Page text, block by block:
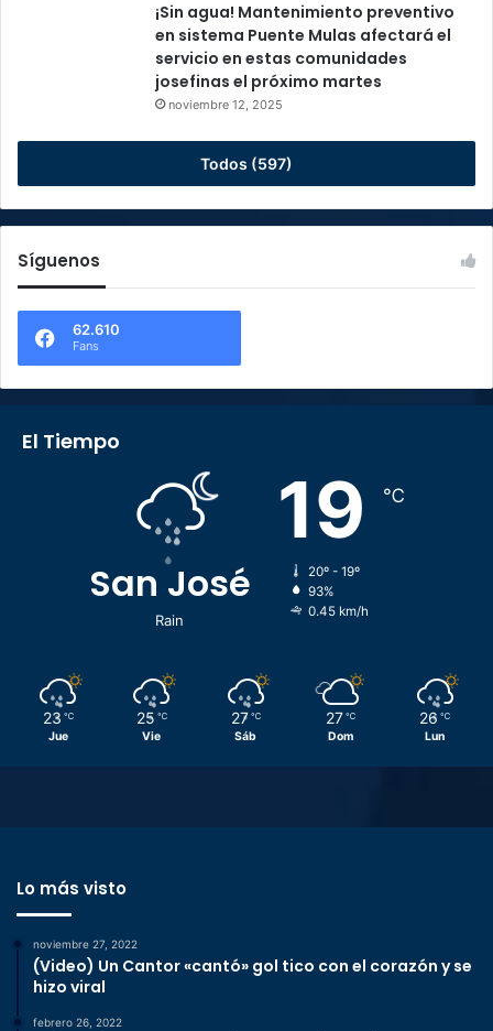
¡Sin agua! Mantenimiento preventivo
en sistema Puente Mulas afectará el
servicio en estas comunidades
josefinas el próximo martes
noviembre 12, 2025
Todos (597)
Síguenos
62.610
Fans
El Tiempo
San José
Rain
19 ℃
20º - 19º
93%
0.45 km/h
23 ℃
Jue
25 ℃
Vie
27 ℃
Sáb
27 ℃
Dom
26 ℃
Lun
Lo más visto
noviembre 27, 2022
(Video) Un Cantor «cantó» gol tico con el corazón y se
hizo viral
febrero 26, 2022